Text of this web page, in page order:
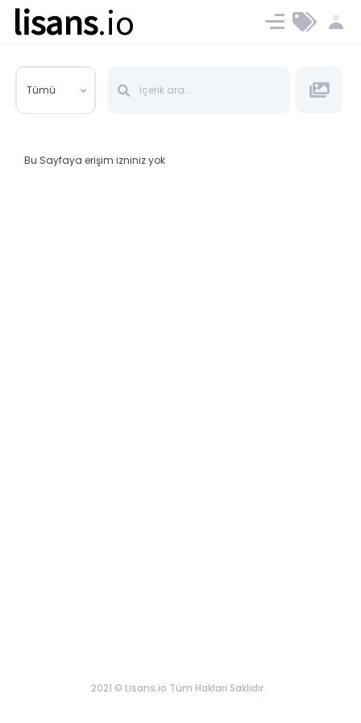
lisans.io Ücret ve Planlar
Tümü
Bu Sayfaya erişim izniniz yok
2021 © Lisans.io Tüm Hakları Saklıdır.